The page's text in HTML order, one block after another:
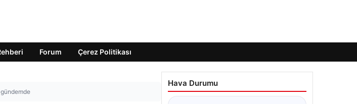
Forum Çerez Politikası
Hava Durumu